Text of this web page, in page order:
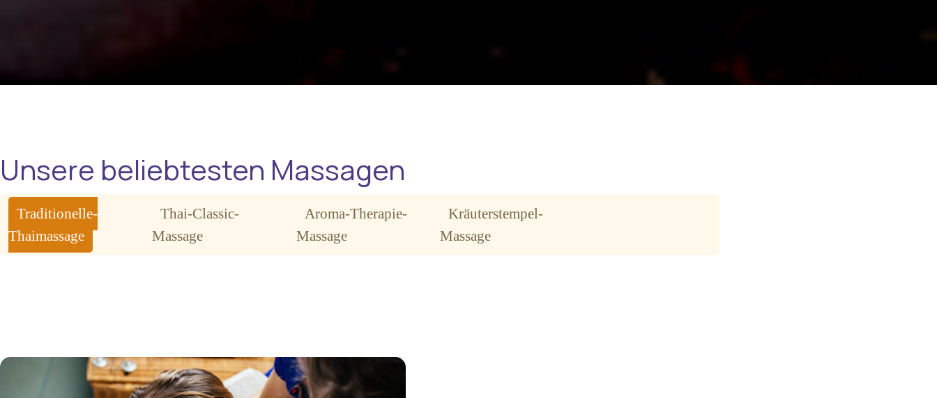
Unsere beliebtesten Massagen
Traditionelle-
Thaimassage
Thai-Classic-
Massage
Aroma-Therapie-
Massage
Kräuterstempel-
Massage